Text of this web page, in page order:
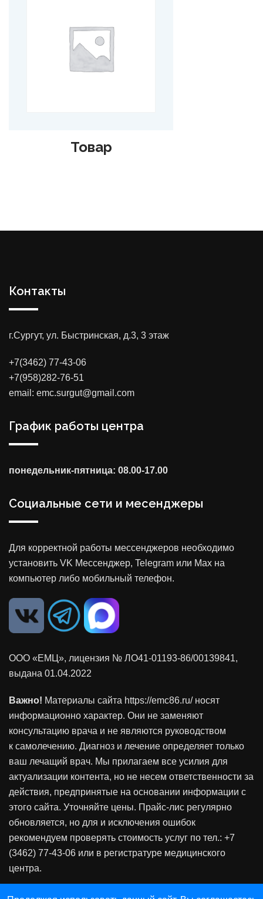
Товар
Контакты
г.Сургут, ул. Быстринская, д.3, 3 этаж
+7(3462) 77-43-06
+7(958)282-76-51
email: emc.surgut@gmail.com
График работы центра
понедельник-пятница: 08.00-17.00
Социальные сети и месенджеры
Для корректной работы мессенджеров необходимо
установить VK Мессенджер, Telegram или Max на
компьютер либо мобильный телефон.
ООО «ЕМЦ», лицензия № ЛО41-01193-86/00139841,
выдана 01.04.2022
Важно! Материалы сайта https://emc86.ru/ носят
информационно характер. Они не заменяют
консультацию врача и не являются руководством
к самолечению. Диагноз и лечение определяет только
ваш лечащий врач. Мы прилагаем все усилия для
актуализации контента, но не несем ответственности за
действия, предпринятые на основании информации с
этого сайта. Уточняйте цены. Прайс-лис регулярно
обновляется, но для и исключения ошибок
рекомендуем проверять стоимость услуг по тел.: +7
(3462) 77-43-06 или в регистратуре медицинского
центра.